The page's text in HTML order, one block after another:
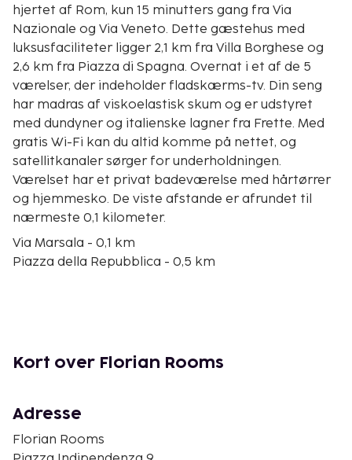
hjertet af Rom, kun 15 minutters gang fra Via
Nazionale og Via Veneto. Dette gæstehus med
luksusfaciliteter ligger 2,1 km fra Villa Borghese og
2,6 km fra Piazza di Spagna. Overnat i et af de 5
værelser, der indeholder fladskærms-tv. Din seng
har madras af viskoelastisk skum og er udstyret
med dundyner og italienske lagner fra Frette. Med
gratis Wi-Fi kan du altid komme på nettet, og
satellitkanaler sørger for underholdningen.
Værelset har et privat badeværelse med hårtørrer
og hjemmesko. De viste afstande er afrundet til
nærmeste 0,1 kilometer.
Via Marsala - 0,1 km
Piazza della Repubblica - 0,5 km
Basilica di Santa Maria Maggiore - 0,8 km
Roma-La Sapienza Universitet - 1 km
San Carlo alle Quattro Fontane Kirke - 1,1 km
Via del Boschetto - 1,2 km
Kort over Florian Rooms
Adresse
Florian Rooms